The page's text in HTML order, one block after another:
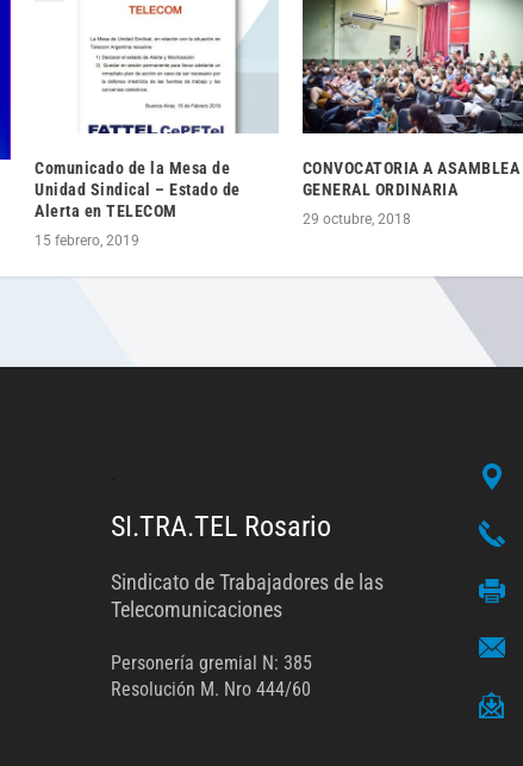
Comunicado de la Mesa de
Unidad Sindical – Estado de
Alerta en TELECOM
15 febrero, 2019
CONVOCATORIA A ASAMBLEA
GENERAL ORDINARIA
29 octubre, 2018
SI.TRA.TEL Rosario
Sindicato de Trabajadores de las
Telecomunicaciones
Personería gremial N: 385
Resolución M. Nro 444/60